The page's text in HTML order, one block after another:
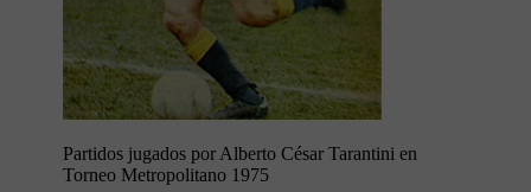
Partidos jugados por Alberto César Tarantini en
Torneo Metropolitano 1975